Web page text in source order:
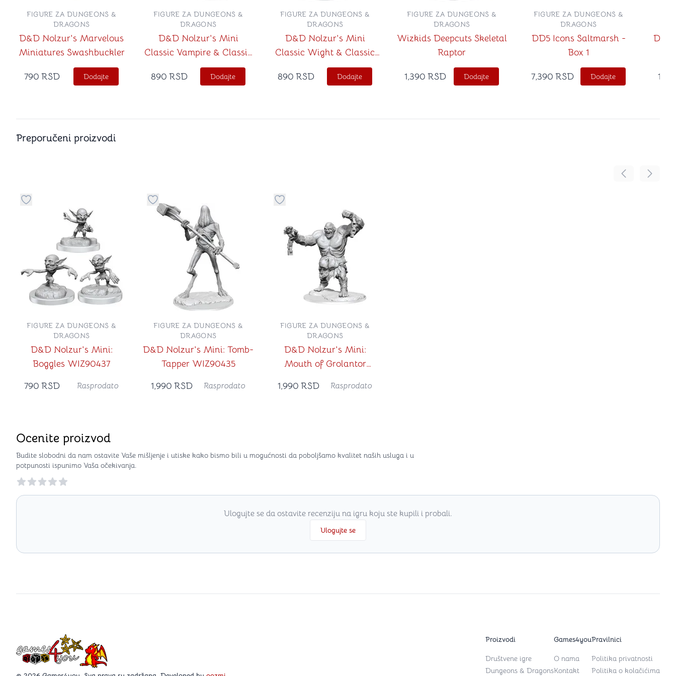
D&D Nolzur's Marvelous
Miniatures Swashbuckler
FIGURE ZA DUNGEONS &
DRAGONS
790 RSD Dodajte
D&D Nolzur's Mini
Classic Vampire & Classic
Zombie
FIGURE ZA DUNGEONS &
DRAGONS
890 RSD Dodajte
D&D Nolzur's Mini
Classic Wight & Classic
Wraith
FIGURE ZA DUNGEONS &
DRAGONS
890 RSD Dodajte
Wizkids Deepcuts Skeletal
Raptor
FIGURE ZA DUNGEONS &
DRAGONS
1,390 RSD Dodajte
DD5 Icons Saltmarsh -
Box 1
FIGURE ZA DUNGEONS &
DRAGONS
7,390 RSD Dodajte
D&D
Preporučeni proizvodi
Pomeranje
Dugme za dodavanje stvari u kategoriju omiljeno
D&D Nolzur's Mini:
Boggles WIZ90437
FIGURE ZA DUNGEONS &
DRAGONS
790 RSD Rasprodato
Dugme za dodavanje stvari u kategoriju omiljeno
D&D Nolzur's Mini: Tomb-
Tapper WIZ90435
FIGURE ZA DUNGEONS &
DRAGONS
1,990 RSD Rasprodato
Dugme za dodavanje stvari u kategoriju omiljeno
D&D Nolzur's Mini:
Mouth of Grolantor
FIGURE ZA DUNGEONS &
DRAGONS
1,990 RSD Rasprodato
Ocenite proizvod
Budite slobodni da nam ostavite Vaše mišljenje i utiske kako bismo bili u mogućnosti da poboljšamo kvalitet naših usluga i u
potpunosti ispunimo Vaša očekivanja.
Reviews
Ulogujte se da ostavite recenziju na igru koju ste kupili i probali.
Ulogujte se
Games4you logo Proizvodi
Društvene igre
Dungeons & Dragons
Games4you
O nama
Kontakt
Pravilnici
Politika privatnosti
Politika o kolačićima